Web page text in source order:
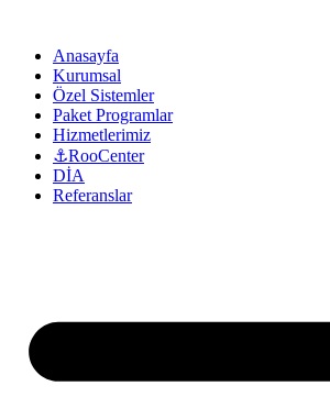
Anasayfa
Kurumsal
Özel Sistemler
Paket Programlar
Hizmetlerimiz
⚓RooCenter
DİA
Referanslar